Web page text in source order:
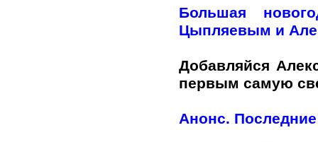
Большая
Цыпляевым и
Добавляйся
первым самую
Анонс.